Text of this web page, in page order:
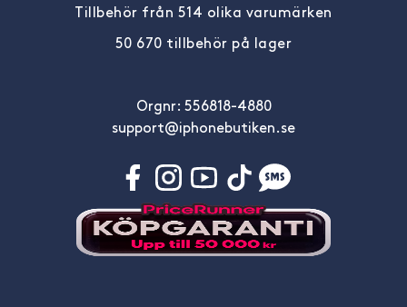
Tillbehör från 514 olika varumärken
50 670 tillbehör på lager
Orgnr: 556818-4880
support@iphonebutiken.se